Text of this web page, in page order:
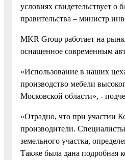
условиях свидетельствует о
правительства – министр
MKR Group работает на
оснащенное современным
«Использование в наших
производство мебели
Московской области», -
«Отрадно, что при участии
производители.
земельного участка,
Также была дана подробная